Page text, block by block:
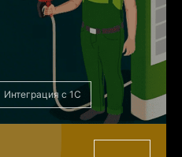
Интеграция с 1С